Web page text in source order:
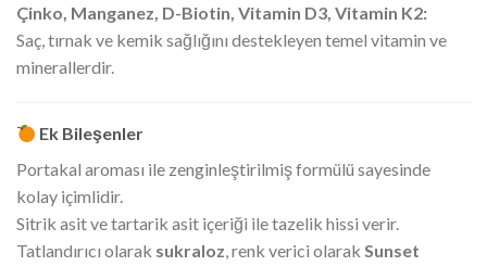
Çinko, Manganez, D-Biotin, Vitamin D3, Vitamin K2:
Saç, tırnak ve kemik sağlığını destekleyen temel vitamin ve
minerallerdir.
Ek Bileşenler
Portakal aroması ile zenginleştirilmiş formülü sayesinde
kolay içimlidir.
Sitrik asit ve tartarik asit içeriği ile tazelik hissi verir.
Tatlandırıcı olarak sukraloz, renk verici olarak Sunset